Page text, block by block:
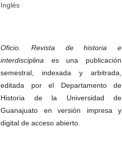
Inglés
Oficio. Revista de historia e
interdisciplina es una publicación
semestral, indexada y arbitrada,
editada por el Departamento de
Historia de la Universidad de
Guanajuato en versión impresa y
digital de acceso abierto.